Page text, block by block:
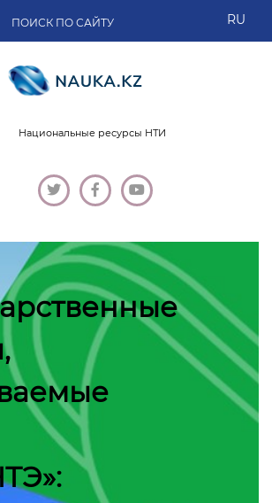
RU
Национальные ресурсы НТИ